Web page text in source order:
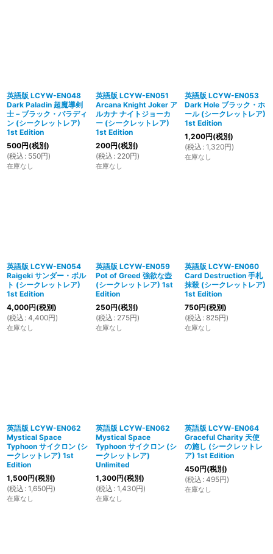
英語版 LCYW-EN048
Dark Paladin 超魔導剣
士－ブラック・パラディ
ン (シークレットレア)
1st Edition
500円(税別)
(税込 : 550円)
在庫なし
英語版 LCYW-EN051
Arcana Knight Joker ア
ルカナ ナイトジョーカ
ー (シークレットレア)
1st Edition
200円(税別)
(税込 : 220円)
在庫なし
英語版 LCYW-EN053
Dark Hole ブラック・ホ
ール (シークレットレア)
1st Edition
1,200円(税別)
(税込 : 1,320円)
在庫なし
英語版 LCYW-EN054
Raigeki サンダー・ボル
ト (シークレットレア)
1st Edition
4,000円(税別)
(税込 : 4,400円)
在庫なし
英語版 LCYW-EN059
Pot of Greed 強欲な壺
(シークレットレア) 1st
Edition
250円(税別)
(税込 : 275円)
在庫なし
英語版 LCYW-EN060
Card Destruction 手札
抹殺 (シークレットレア)
1st Edition
750円(税別)
(税込 : 825円)
在庫なし
英語版 LCYW-EN062
Mystical Space
Typhoon サイクロン (シ
ークレットレア) 1st
Edition
1,500円(税別)
(税込 : 1,650円)
在庫なし
英語版 LCYW-EN062
Mystical Space
Typhoon サイクロン (シ
ークレットレア)
Unlimited
1,300円(税別)
(税込 : 1,430円)
在庫なし
英語版 LCYW-EN064
Graceful Charity 天使
の施し (シークレットレ
ア) 1st Edition
450円(税別)
(税込 : 495円)
在庫なし